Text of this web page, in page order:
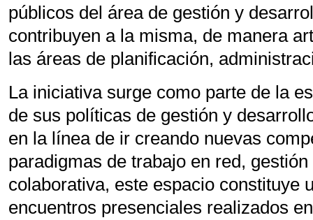
públicos del área de gestión y
contribuyen a la misma, de manera
las áreas de planificación,
La iniciativa surge como parte de la
de sus políticas de gestión y
en la línea de ir creando nuevas
paradigmas de trabajo en red,
colaborativa, este espacio constituye
encuentros presenciales realizados